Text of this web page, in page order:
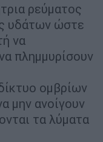
ρεύματος
υδάτων ώστε
να
πλημμυρίσουν
ομβρίων
μην ανοίγουν
τα λύματα